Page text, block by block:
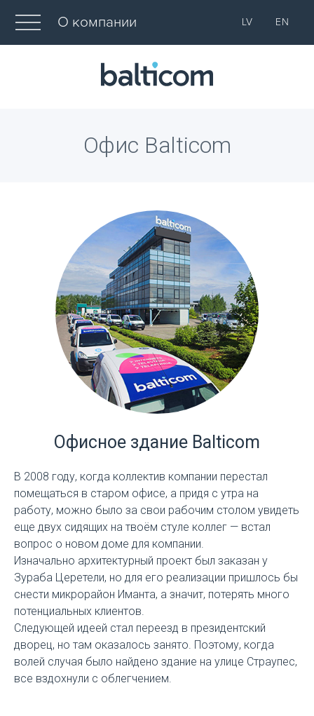
О компании LV EN
Офис Balticom
Офисное здание Balticom
В 2008 году, когда коллектив компании перестал
помещаться в старом офисе, а придя с утра на
работу, можно было за свои рабочим столом увидеть
еще двух сидящих на твоём стуле коллег — встал
вопрос о новом доме для компании.
Изначально архитектурный проект был заказан у
Зураба Церетели, но для его реализации пришлось бы
снести микрорайон Иманта, а значит, потерять много
потенциальных клиентов.
Следующей идеей стал переезд в президентский
дворец, но там оказалось занято. Поэтому, когда
волей случая было найдено здание на улице Страупес,
все вздохнули с облегчением.